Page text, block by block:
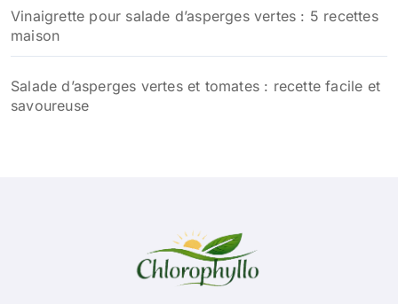
Vinaigrette pour salade d’asperges vertes : 5 recettes
maison
Salade d’asperges vertes et tomates : recette facile et
savoureuse